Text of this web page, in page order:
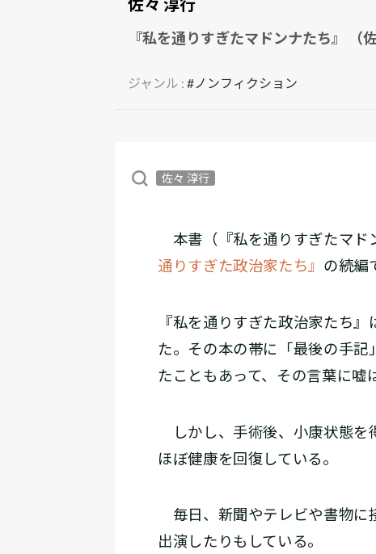
佐々 淳行
『私を通りすぎたマドンナたち』 （
ジャンル : #ノンフィクション
佐々 淳行
本書（『私を通りすぎたマド
通りすぎた政治家たち』 の続編
『私を通りすぎた政治家たち
た。その本の帯に「最後の手
たこともあって、その言葉に嘘
しかし、手術後、小康状態を
ほぼ健康を回復している。
毎日、新聞やテレビや書物に
出演したりもしている。